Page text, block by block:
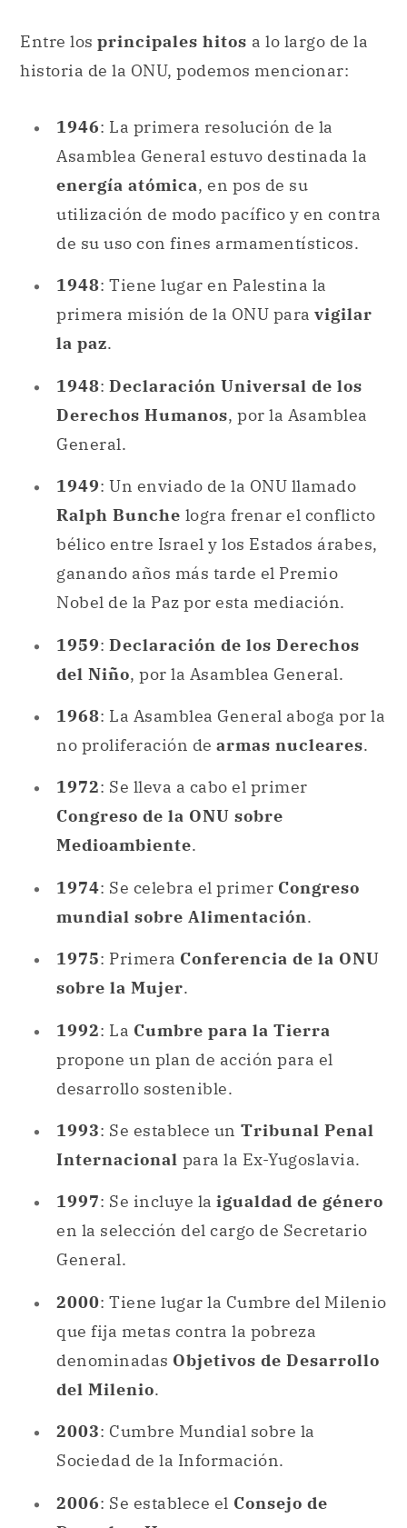
Asamblea General estuvo destinada la
energía atómica, en pos de su
de su uso con fines armamentísticos.
: Tiene lugar en Palestina la
primera misión de la ONU para
vigilar
la paz
1948 Declaración Universal de los
Derechos Humanos
, por la Asamblea
General.
1949 : Un enviado de la ONU llamado
Ralph Bunche
logra frenar el conflicto
bélico entre Israel y los Estados árabes,
Nobel de la Paz por esta mediación.
1959
Declaración de los Derechos
del Niño
, por la Asamblea General.
1968: La Asamblea General aboga por la
no proliferación de
armas nucleares
1972: Se lleva a cabo el primer
Congreso de la ONU sobre
Medioambiente
1974 : Se celebra el primer
mundial sobre Alimentación
1975: PrimeraConferencia de la ONU
sobre la Mujer
1992: La Cumbre para la Tierra
propone un plan de acción para el
desarrollo sostenible.
1993 : Se establece un
Tribunal Penal
Internacional
para la Ex-Yugoslavia.
1997: Se incluye laigualdad de género
en la selección del cargo de Secretario
General.
2000 : Tiene lugar la Cumbre del Milenio
que fija metas contra la pobreza
denominadas
2003: Cumbre Mundial sobre la
Sociedad de la Información.
2006: Se establece el
Derechos Humanos .
2008: Entra en vigor la Convención
sobre los
Derechos de las Personas
con Discapacidad